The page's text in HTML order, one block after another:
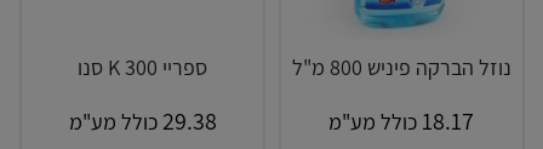
נוזל הברקה פיניש 800 מ"ל
18.17 כולל מע"מ
ספריי K 300 סנו
29.38כולל מע"מ